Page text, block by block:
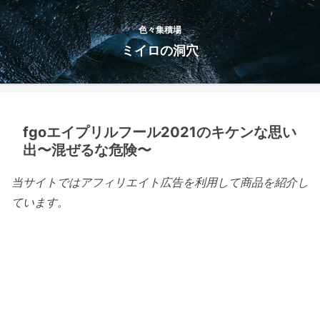
色々集積場
ミイロの洞穴
fgoエイプリルフール2021のキケンな思い
出〜混ぜるな危険〜
当サイトではアフィリエイト広告を利用して商品を紹介し
ています。